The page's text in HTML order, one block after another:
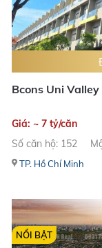
Bcons Uni Valley
Giá: ~ 7 tỷ/căn
Số căn hộ: 152
TP. Hồ Chí Minh
NỔI BẬT